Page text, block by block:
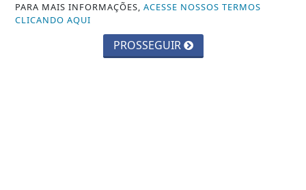
SAÚDE
PARA MAIS INFORMAÇÕES,ACESSE NOSSOS TERMOS
CLICANDO AQUI
PROSSEGUIR